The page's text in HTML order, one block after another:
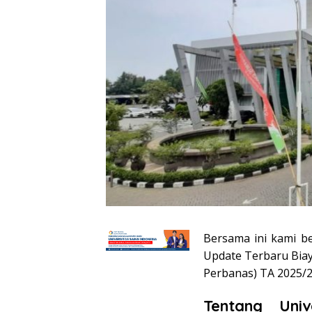
Bersama ini kami
Update Terbaru
Perbanas) TA 2025/
Tentang